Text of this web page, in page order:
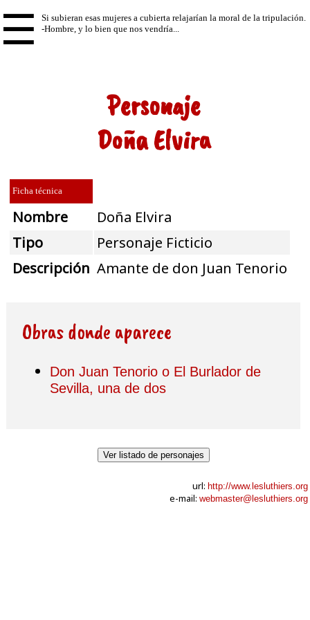
☰
Personaje
Doña Elvira
Ficha técnica
Nombre
Doña Elvira
Tipo
Personaje Ficticio
Descripción Amante de don Juan Tenorio
Obras donde aparece
Don Juan Tenorio o El Burlador de
Sevilla, una de dos
Ver listado de personajes
url: http://www.lesluthiers.org
e-mail: webmaster@lesluthiers.org